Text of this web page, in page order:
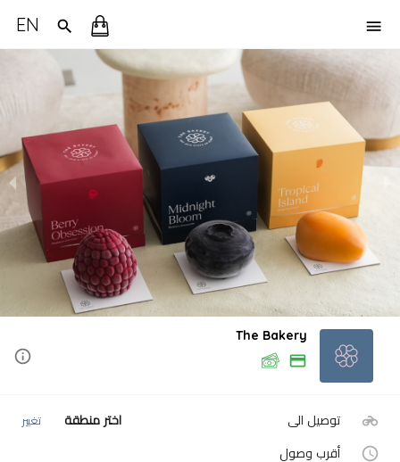
EN
The Bakery
توصيل الى اختر منطقة تغيير
أقرب وصول